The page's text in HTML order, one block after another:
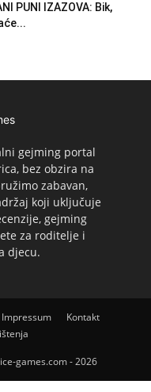
PUNI IZAZOVA: Bik,
gejming portal
bez obzira na
zabavan,
koji uključuje
gejming
za roditelje i
djecu.
Impressum
Kontakt
games.com - 2026